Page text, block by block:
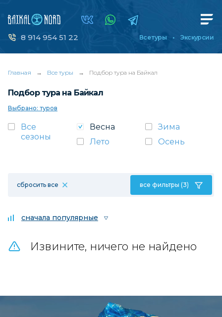
8 914 954 51 22 Все туры Экскурсии
Главная → Все туры → Подбор тура на Байкал
Подбор тура на Байкал
Выбрано: туров
Все
сезоны
Весна
Зима
Лето
Осень
сбросить все все фильтры (3)
сначала популярные
Извините, ничего не найдено